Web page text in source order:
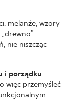
melanże, wzory
–
nie niszcząc
i porządku
więc przemyśleć